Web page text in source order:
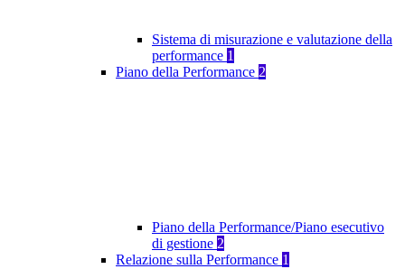
Sistema di misurazione e valutazione della
performance 1
Piano della Performance 2
Piano della Performance/Piano esecutivo
di gestione 2
Relazione sulla Performance 1